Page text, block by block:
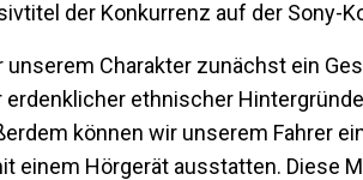
der Konkurrenz auf der Sony-
Charakter zunächst ein
ethnischer
können wir unserem Fahrer
einem Hörgerät ausstatten. Diese